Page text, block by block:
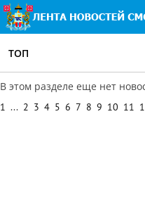
ТОП
В этом разделе еще нет
1 ... 2 3 4 5 6 7 8 9 10 11